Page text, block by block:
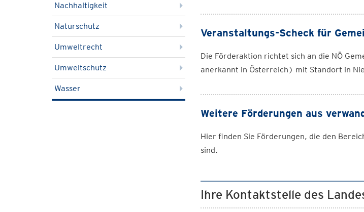
Nachhaltigkeit
Naturschutz
Umweltrecht
Umweltschutz
Wasser
Veranstaltungs-Scheck für
Die Förderaktion richtet sich an die NÖ
anerkannt in Österreich) mit Standort in
Weitere Förderungen aus
Hier finden Sie Förderungen, die den
sind.
Ihre Kontaktstelle des